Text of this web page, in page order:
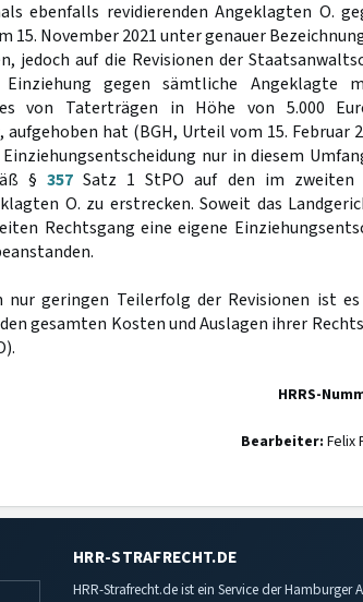
ebenfalls revidierenden Angeklagten O.
15. November 2021 unter genauer
jedoch auf die Revisionen der
Einziehung gegen sämtliche Angeklagte
von Taterträgen in Höhe von 5.000
hat (BGH, Urteil vom 15. Februar
nur in diesem
§ 357Satz 1 StPO auf den im zweiten
O. zu erstrecken. Soweit das
Rechtsgang eine eigene
nur geringen Teilerfolg der Revisionen ist
gesamten Kosten und Auslagen ihrer
HRRS-
Bearbeiter: Felix
HRR-STRAFRECHT.DE
HRR-Strafrecht.de ist ein Service der Hamburger